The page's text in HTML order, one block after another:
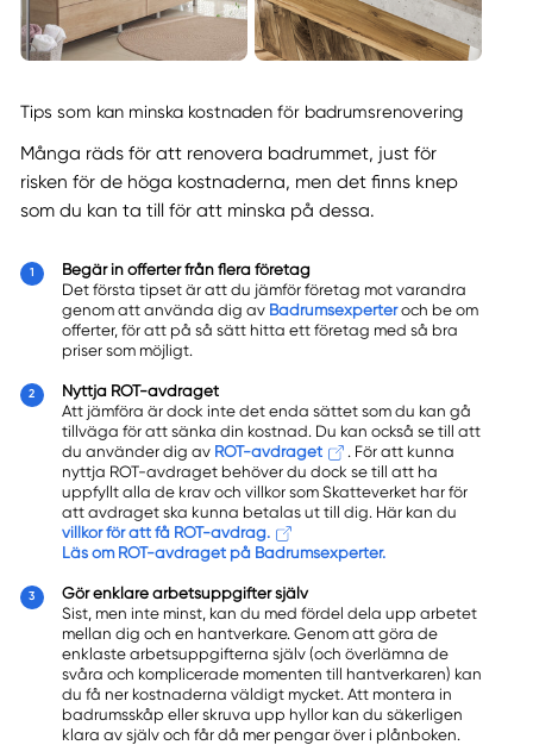
Tips som kan minska kostnaden för badrumsrenovering
Många räds för att renovera badrummet, just för
risken för de höga kostnaderna, men det finns knep
som du kan ta till för att minska på dessa.
Begär in offerter från flera företag
Det första tipset är att du jämför företag mot varandra
genom att använda dig av Badrumsexperteroch be om
offerter, för att på så sätt hitta ett företag med så bra
priser som möjligt.
Nyttja ROT-avdraget
Att jämföra är dock inte det enda sättet som du kan gå
tillväga för att sänka din kostnad. Du kan också se till att
du använder dig av ROT-avdraget
. För att kunna
nyttja ROT-avdraget behöver du dock se till att ha
uppfyllt alla de krav och villkor som Skatteverket har för
att avdraget ska kunna betalas ut till dig. Här kan du
villkor för att få ROT-avdrag.
Läs om ROT-avdraget på Badrumsexperter.
Gör enklare arbetsuppgifter själv
Sist, men inte minst, kan du med fördel dela upp arbetet
mellan dig och en hantverkare. Genom att göra de
enklaste arbetsuppgifterna själv (och överlämna de
svåra och komplicerade momenten till hantverkaren) kan
du få ner kostnaderna väldigt mycket. Att montera in
badrumsskåp eller skruva upp hyllor kan du säkerligen
klara av själv och får då mer pengar över i plånboken.